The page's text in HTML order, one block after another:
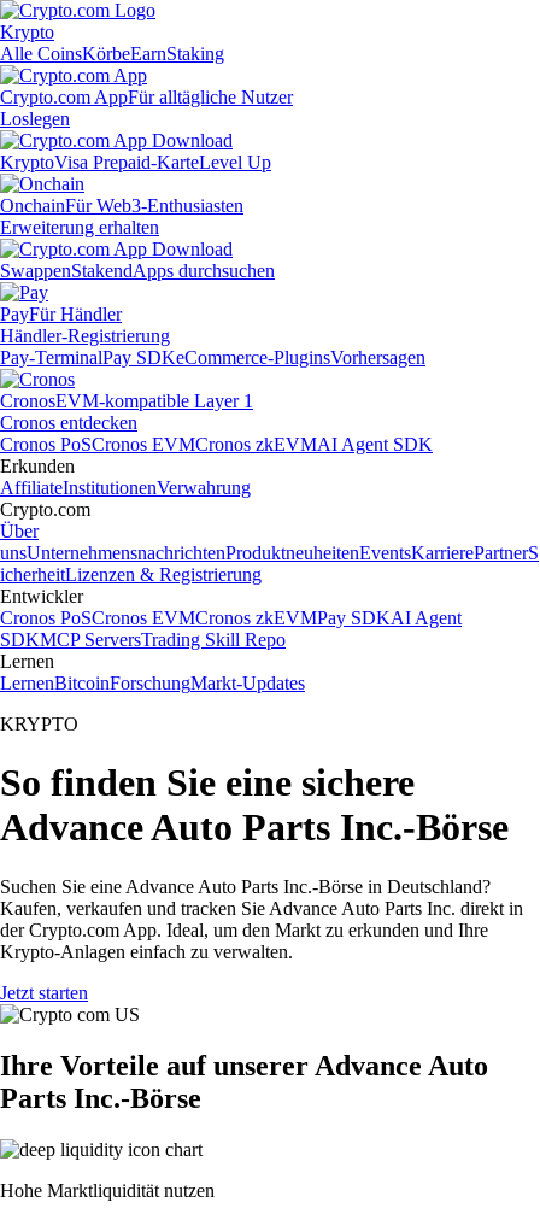
Krypto
Alle CoinsKörbeEarnStaking
Crypto.com AppFür alltägliche Nutzer
Loslegen
KryptoVisa Prepaid-KarteLevel Up
OnchainFür Web3-Enthusiasten
Erweiterung erhalten
SwappenStakendApps durchsuchen
PayFür Händler
Händler-Registrierung
Pay-TerminalPay SDKeCommerce-PluginsVorhersagen
CronosEVM-kompatible Layer 1
Cronos entdecken
Cronos PoSCronos EVMCronos zkEVMAI Agent SDK
Erkunden
AffiliateInstitutionenVerwahrung
Crypto.com
Über
unsUnternehmensnachrichtenProduktneuheitenEventsKarrierePartnerS
icherheitLizenzen & Registrierung
Entwickler
Cronos PoSCronos EVMCronos zkEVMPay SDKAI Agent
SDKMCP ServersTrading Skill Repo
Lernen
LernenBitcoinForschungMarkt-Updates
KRYPTO
So finden Sie eine sichere
Advance Auto Parts Inc.-Börse
Suchen Sie eine Advance Auto Parts Inc.-Börse in Deutschland?
Kaufen, verkaufen und tracken Sie Advance Auto Parts Inc. direkt in
der Crypto.com App. Ideal, um den Markt zu erkunden und Ihre
Krypto-Anlagen einfach zu verwalten.
Jetzt starten
Ihre Vorteile auf unserer Advance Auto
Parts Inc.-Börse
Hohe Marktliquidität nutzen